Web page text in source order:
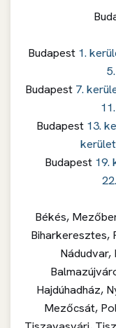
Budapest 1.
Budapest 7.
Budapest 13.
kerület
Budapest 19.
Békés,
Biharkeresztes,
Hajdúhadház,
Mezőcsát,